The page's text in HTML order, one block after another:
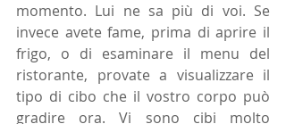
momento. Lui ne sa più di voi. Se
invece avete fame, prima di aprire il
frigo, o di esaminare il menu del
ristorante, provate a visualizzare il
tipo di cibo che il vostro corpo può
gradire ora. Vi sono cibi molto